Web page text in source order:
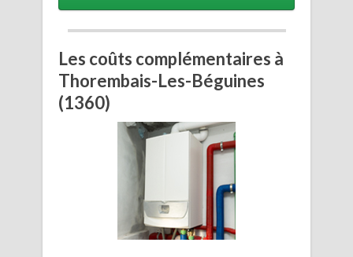
Les coûts complémentaires à
Thorembais-Les-Béguines
(1360)